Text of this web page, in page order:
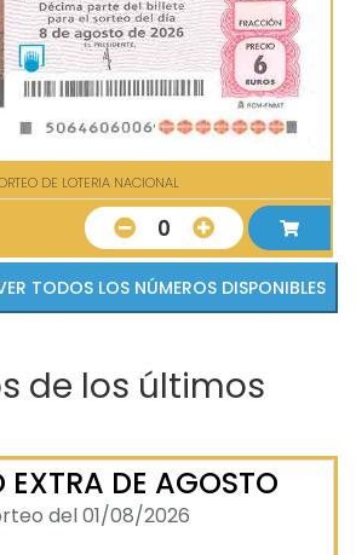
DE LOTERIA NACIONAL
0
VER TODOS LOS NÚMEROS DISPONIBLES
de los últimos
EXTRA DE AGOSTO
del 01/08/2026